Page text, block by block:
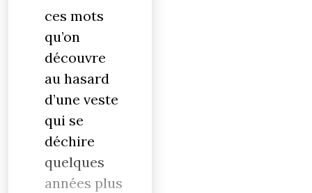
ces mots
qu’on
découvre
au hasard
d’une veste
qui se
déchire
quelques
années plus